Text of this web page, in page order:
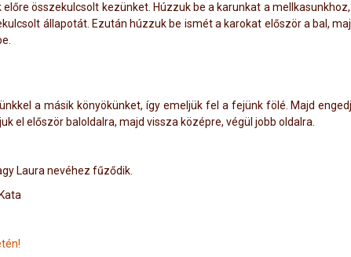
összekulcsolt kezünket. Húzzuk be a karunkat a
állapotát. Ezután húzzuk be ismét a karokat először a bal,
a másik könyökünket, így emeljük fel a fejünk fölé. Majd
el először baloldalra, majd vissza középre, végül jobb oldalra.
Laura nevéhez fűződik.